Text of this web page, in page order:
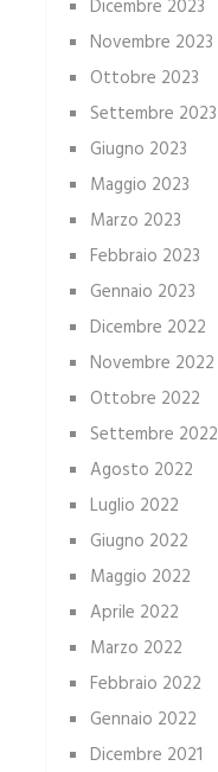
Dicembre 2023
Novembre 2023
Ottobre 2023
Settembre 2023
Giugno 2023
Maggio 2023
Marzo 2023
Febbraio 2023
Gennaio 2023
Dicembre 2022
Novembre 2022
Ottobre 2022
Settembre 2022
Agosto 2022
Luglio 2022
Giugno 2022
Maggio 2022
Aprile 2022
Marzo 2022
Febbraio 2022
Gennaio 2022
Dicembre 2021